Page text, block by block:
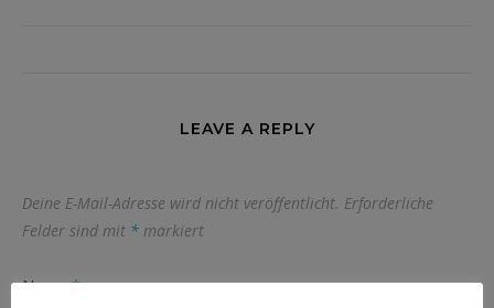
LEAVE A REPLY
Deine E-Mail-Adresse wird nicht veröffentlicht. Erforderliche
Felder sind mit * markiert
Name*